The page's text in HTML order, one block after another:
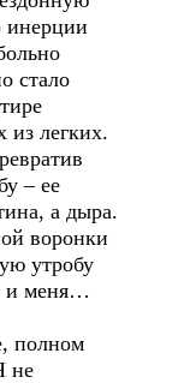
инерции
стало
из легких.
– ее
а дыра.
воронки
утробу
и меня…
полном
не